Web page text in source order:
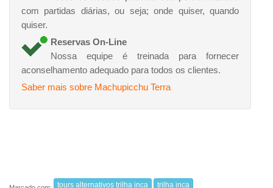
com partidas diárias, ou seja; onde quiser, quando
quiser.
Reservas On-Line
Nossa equipe é treinada para fornecer
aconselhamento adequado para todos os clientes.
Saber mais sobre Machupicchu Terra
tours alternativos trilha inca trilha inca